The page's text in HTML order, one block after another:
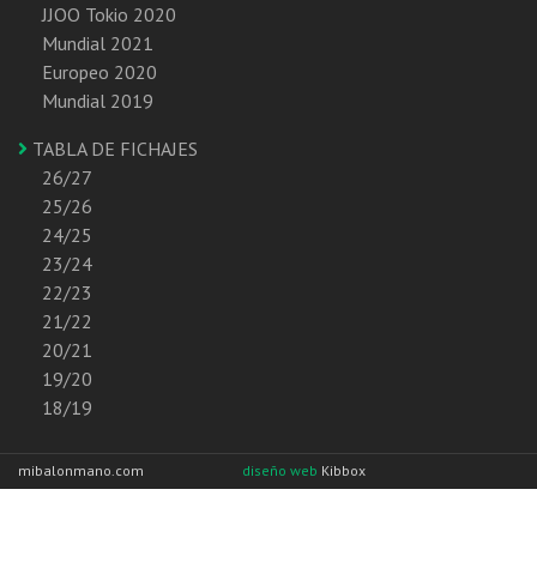
JJOO Tokio 2020
Mundial 2021
Europeo 2020
Mundial 2019
TABLA DE FICHAJES
26/27
25/26
24/25
23/24
22/23
21/22
20/21
19/20
18/19
mibalonmano.com diseño web Kibbox